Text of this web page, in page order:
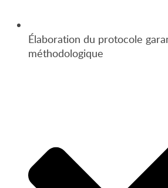
Élaboration du protocole
méthodologique